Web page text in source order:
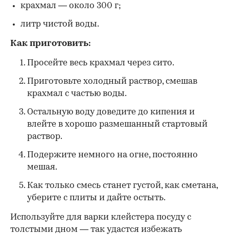
крахмал — около 300 г;
литр чистой воды.
Как приготовить:
Просейте весь крахмал через сито.
Приготовьте холодный раствор, смешав
крахмал с частью воды.
Остальную воду доведите до кипения и
влейте в хорошо размешанный стартовый
раствор.
Подержите немного на огне, постоянно
мешая.
Как только смесь станет густой, как сметана,
уберите с плиты и дайте остыть.
Используйте для варки клейстера посуду с
толстыми дном — так удастся избежать